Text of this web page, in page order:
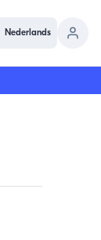
Nederlands